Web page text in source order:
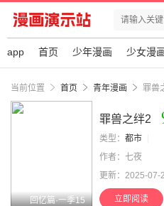
app 首页 少年漫画 少女漫
当前位置 首页 青年漫画 罪兽
回忆篇·一季15
罪兽之绊2
类型： 都市
作者：七夜
更新：2025-07-
立即阅读